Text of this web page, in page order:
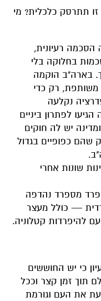
תתרסק כלכלית? מי
רעיונית,
בחלוקה בלי
בארה"ב הוקמה
רק כדי
נקלעה
לפתרון ביניים
יש לה חוקים
שהם כפופיים בגדול
שונות אחרי
מספרד נהדפה
— כולל מעצר
להיפרדות קטלוניה.
כי יש החוששים
תוך זמן קצר וככל
את העם וגורמת